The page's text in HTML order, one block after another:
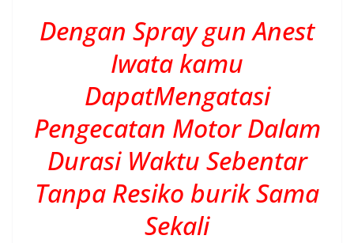
Dengan Spray gun Anest
Iwata kamu
DapatMengatasi
Pengecatan Motor Dalam
Durasi Waktu Sebentar
Tanpa Resiko burik Sama
Sekali